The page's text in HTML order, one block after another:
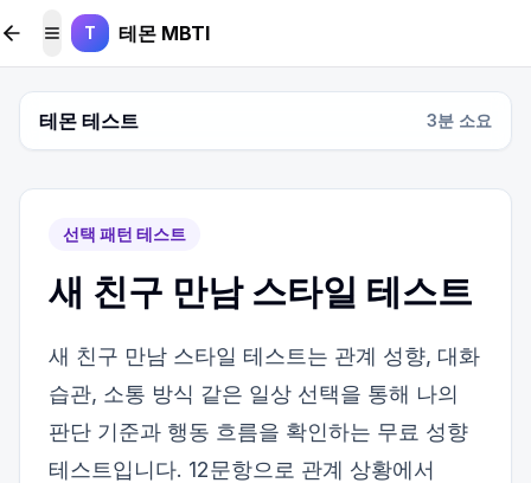
본문 바로가기
메뉴 토글
T 테몬 MBTI
테몬 테스트 3분 소요
선택 패턴 테스트
새 친구 만남 스타일 테스트
새 친구 만남 스타일 테스트는 관계 성향, 대화
습관, 소통 방식 같은 일상 선택을 통해 나의
판단 기준과 행동 흐름을 확인하는 무료 성향
테스트입니다. 12문항으로 관계 상황에서